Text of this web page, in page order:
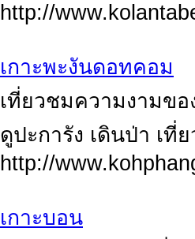
http://
เกาะพะงันดอทคอม
เที่ยวชมความงามข
ดูปะการัง เดินป่า เ
http://
เกาะบอน